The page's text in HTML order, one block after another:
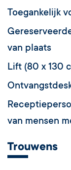
Toegankelijk
van plaats
Lift (80 x 130
van mensen
Trouwens